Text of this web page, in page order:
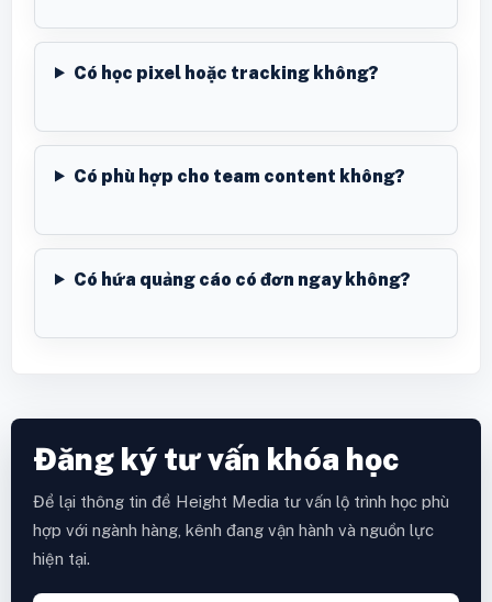
Có học pixel hoặc tracking không?
Có phù hợp cho team content không?
Có hứa quảng cáo có đơn ngay không?
Đăng ký tư vấn khóa học
Để lại thông tin để Height Media tư vấn lộ trình học phù
hợp với ngành hàng, kênh đang vận hành và nguồn lực
hiện tại.